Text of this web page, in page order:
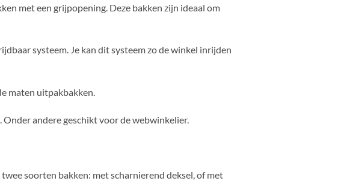
met een grijpopening. Deze bakken zijn ideaal om
systeem. Je kan dit systeem zo de winkel inrijden
maten uitpakbakken.
andere geschikt voor de webwinkelier.
soorten bakken: met scharnierend deksel, of met